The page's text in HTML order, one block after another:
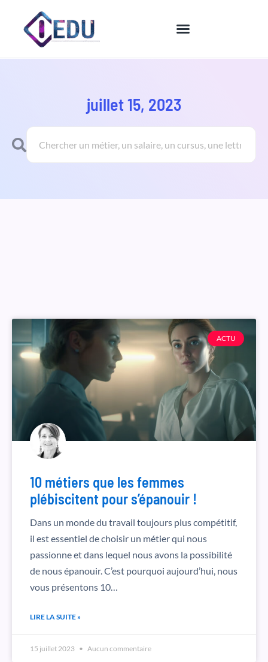
contenu
juillet 15, 2023
Rechercher
Rechercher
ACTU
10 métiers que les femmes
plébiscitent pour s’épanouir !
Dans un monde du travail toujours plus compétitif,
il est essentiel de choisir un métier qui nous
passionne et dans lequel nous avons la possibilité
de nous épanouir. C’est pourquoi aujourd’hui, nous
vous présentons 10…
LIRE LA SUITE »
15 juillet 2023 Aucun commentaire